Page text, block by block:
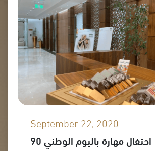
September 22, 2020
احتفال مهارة باليوم الوطني 90